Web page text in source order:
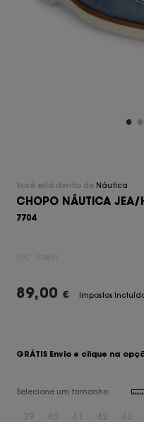
Você está dentro de Náutica
CHOPO NÁUTICA
7704
UPC: 200881
89,00 € Impostos
GRÁTIS Envio e clique na
Selecione um tamanho